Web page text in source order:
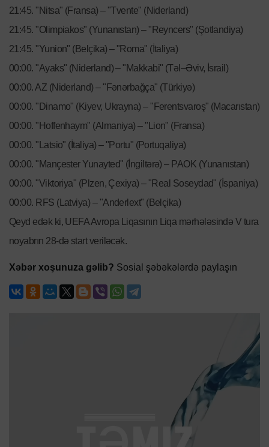
21:45. "Nitsa" (Fransa) – "Tvente" (Niderland)
21:45. "Olimpiakos" (Yunanıstan) – "Reyncers" (Şotlandiya)
21:45. "Yunion" (Belçika) – "Roma" (İtaliya)
00:00. "Ayaks" (Niderland) – "Makkabi" (Təl–Əviv, İsrail)
00:00. AZ (Niderland) – "Fənərbağça" (Türkiyə)
00:00. "Dinamo" (Kiyev, Ukrayna) – "Ferentsvaroş" (Macarıstan)
00:00. "Hoffenhaym" (Almaniya) – "Lion" (Fransa)
00:00. "Latsio" (İtaliya) – "Portu" (Portuqaliya)
00:00. "Mançester Yunayted" (İngiltərə) – PAOK (Yunanıstan)
00:00. "Viktoriya" (Plzen, Çexiya) – "Real Soseydad" (İspaniya)
00:00. RFS (Latviya) – "Anderlext" (Belçika)
Qeyd edək ki, UEFA Avropa Liqasının Liqa mərhələsində V tura
noyabrın 28-də start veriləcək.
Xəbər xoşunuza gəlib? Sosial şəbəkələrdə paylaşın